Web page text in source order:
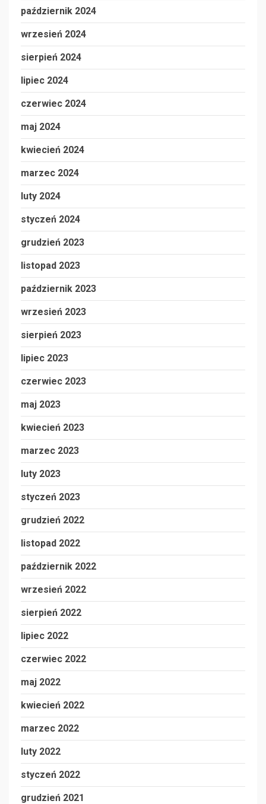
październik 2024
wrzesień 2024
sierpień 2024
lipiec 2024
czerwiec 2024
maj 2024
kwiecień 2024
marzec 2024
luty 2024
styczeń 2024
grudzień 2023
listopad 2023
październik 2023
wrzesień 2023
sierpień 2023
lipiec 2023
czerwiec 2023
maj 2023
kwiecień 2023
marzec 2023
luty 2023
styczeń 2023
grudzień 2022
listopad 2022
październik 2022
wrzesień 2022
sierpień 2022
lipiec 2022
czerwiec 2022
maj 2022
kwiecień 2022
marzec 2022
luty 2022
styczeń 2022
grudzień 2021